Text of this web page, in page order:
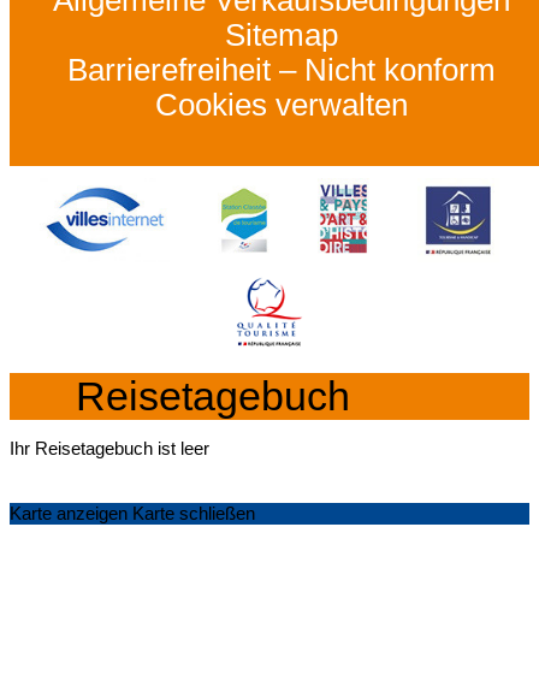
Sitemap
Barrierefreiheit – Nicht konform
Cookies verwalten
Reisetagebuch
Ihr Reisetagebuch ist leer
Karte anzeigen Karte schließen